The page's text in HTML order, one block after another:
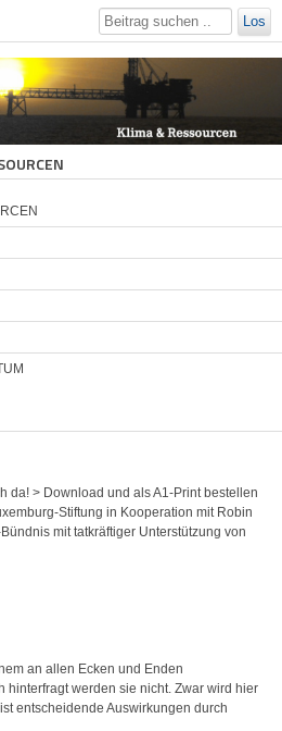
Los
da! > Download und als A1-Print bestellen
Stiftung in Kooperation mit Robin
mit tatkräftiger Unterstützung von
an allen Ecken und Enden
hinterfragt werden sie nicht. Zwar wird hier
entscheidende Auswirkungen durch